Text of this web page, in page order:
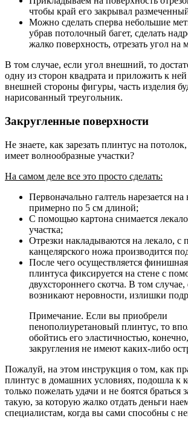
чтобы край его закрывал
Можно сделать сперва небольшие
убрав потолочный багет, сделать
жалко поверхность, отрезать угол на
В том случае, если угол внешний, то
одну из сторон квадрата и приложить к
внешней стороны фигуры, часть изделия
нарисованный треугольник.
Закругленные поверхности
Не знаете, как зарезать плинтус на
имеет волнообразные участки?
На самом деле все это просто сделать:
Первоначально галтель нарезается
примерно по 5 см длиной;
С помощью картона снимается лекало
участка;
Отрезки накладываются на лекало,
канцелярского ножа производится
После чего осуществляется
плинтуса фиксируется на стене с
двухстороннего скотча. В том случае,
возникают неровности, излишки
Примечание. Если вы приобрели
пенополиуретановый плинтус, то
обойтись его эластичностью,
закругления не имеют каких-либо
Пожалуй, на этом инструкция о том, как
плинтус в домашних условиях, подошла к
только пожелать удачи и не боятся браться
такую, за которую жалко отдать деньги
специалистам, когда вы сами способны с